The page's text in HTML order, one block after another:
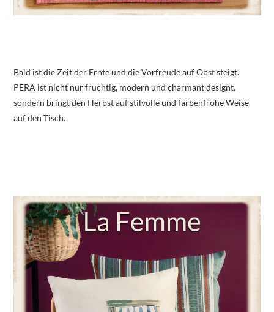
Bald ist die Zeit der Ernte und die Vorfreude auf Obst steigt.
PERA ist nicht nur fruchtig, modern und charmant designt,
sondern bringt den Herbst auf stilvolle und farbenfrohe Weise
auf den Tisch.